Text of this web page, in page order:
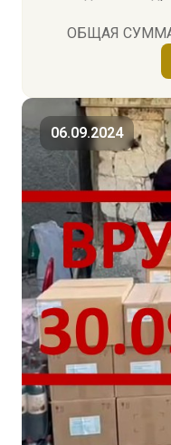
ОБЩАЯ СУММА
06.09.2024